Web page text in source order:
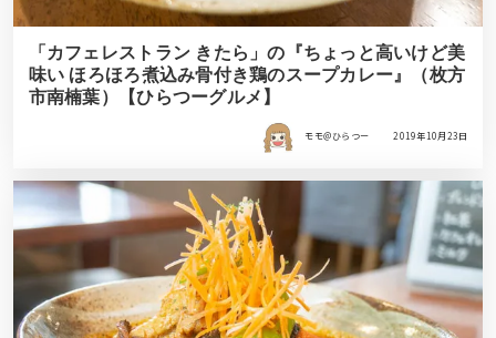
「カフェレストラン きたら」の『ちょっと高いけど美
味い ほろほろ煮込み骨付き鶏のスープカレー』（枚方
市南楠葉）【ひらつーグルメ】
モモ＠ひらつー 2019年10月23日